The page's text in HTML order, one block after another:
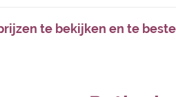
te bekijken en te